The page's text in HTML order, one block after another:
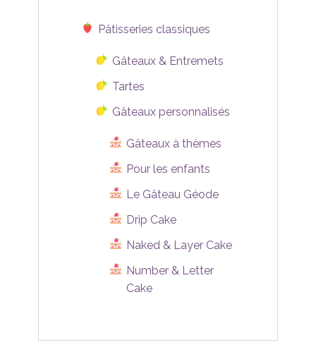
Pâtisseries classiques
Gâteaux & Entremets
Tartes
Gâteaux personnalisés
Gâteaux à thèmes
Pour les enfants
Le Gâteau Géode
Drip Cake
Naked & Layer Cake
Number & Letter
Cake